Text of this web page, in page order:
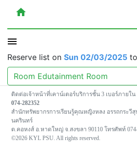
home
menu
Reserve list on Sun 02/03/2025
Room Edutainment Room
ติดต่อเจ้าหน้าที่เคาน์เตอร์บริการชั้น 3 เบอร์ภายใน
074-282352
สำนักทรัพยากรการเรียนรู้คุณหญิงหลง อรรถกระวี
นครินทร์
ต.คอหงส์ อ.หาดใหญ่ จ.สงขลา 90110 โทรศัพท์ 074-
©2026 KYL PSU. All rights reserved.